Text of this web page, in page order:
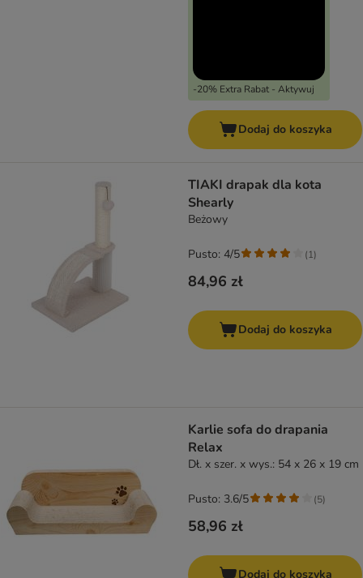
-20% Extra Rabat - Aktywuj
Dodaj do koszyka
TIAKI drapak dla kota
Shearly
Beżowy
84,96 zł
Pusto: 4/5 (1)
Dodaj do koszyka
Karlie sofa do drapania
Relax
Dł. x szer. x wys.: 54 x 26 x 19 cm
58,96 zł
Pusto: 3.6/5 (5)
Dodaj do koszyka